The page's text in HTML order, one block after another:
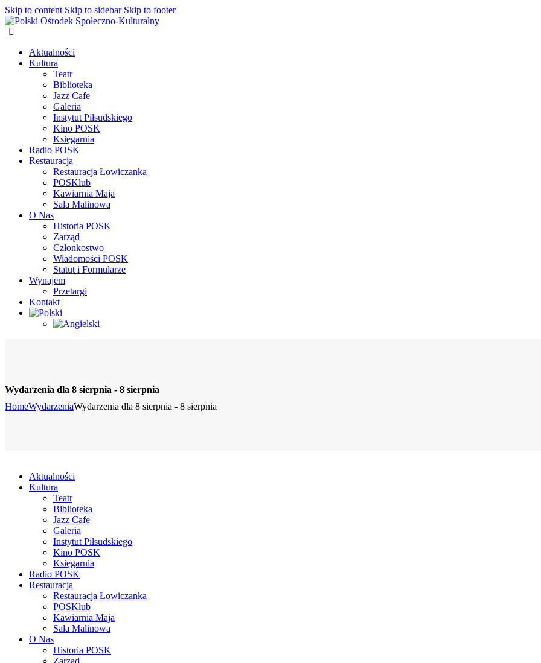
Skip to content Skip to sidebar Skip to footer
Aktualności
Kultura
Teatr
Biblioteka
Jazz Cafe
Galeria
Instytut Piłsudskiego
Kino POSK
Księgarnia
Radio POSK
Restauracja
Restauracja Łowiczanka
POSKlub
Kawiarnia Maja
Sala Malinowa
O Nas
Historia POSK
Zarząd
Członkostwo
Wiadomości POSK
Statut i Formularze
Wynajem
Przetargi
Kontakt
Wydarzenia dla 8 sierpnia - 8 sierpnia
HomeWydarzeniaWydarzenia dla 8 sierpnia - 8 sierpnia
Aktualności
Kultura
Teatr
Biblioteka
Jazz Cafe
Galeria
Instytut Piłsudskiego
Kino POSK
Księgarnia
Radio POSK
Restauracja
Restauracja Łowiczanka
POSKlub
Kawiarnia Maja
Sala Malinowa
O Nas
Historia POSK